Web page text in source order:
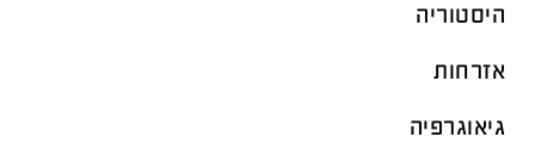
היסטוריה
אזרחות
גיאוגרפיה